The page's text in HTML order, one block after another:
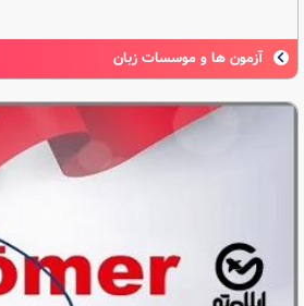
آزمون ها و موسسات زبان